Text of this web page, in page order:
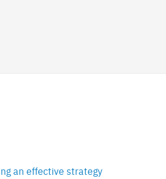
an effective strategy